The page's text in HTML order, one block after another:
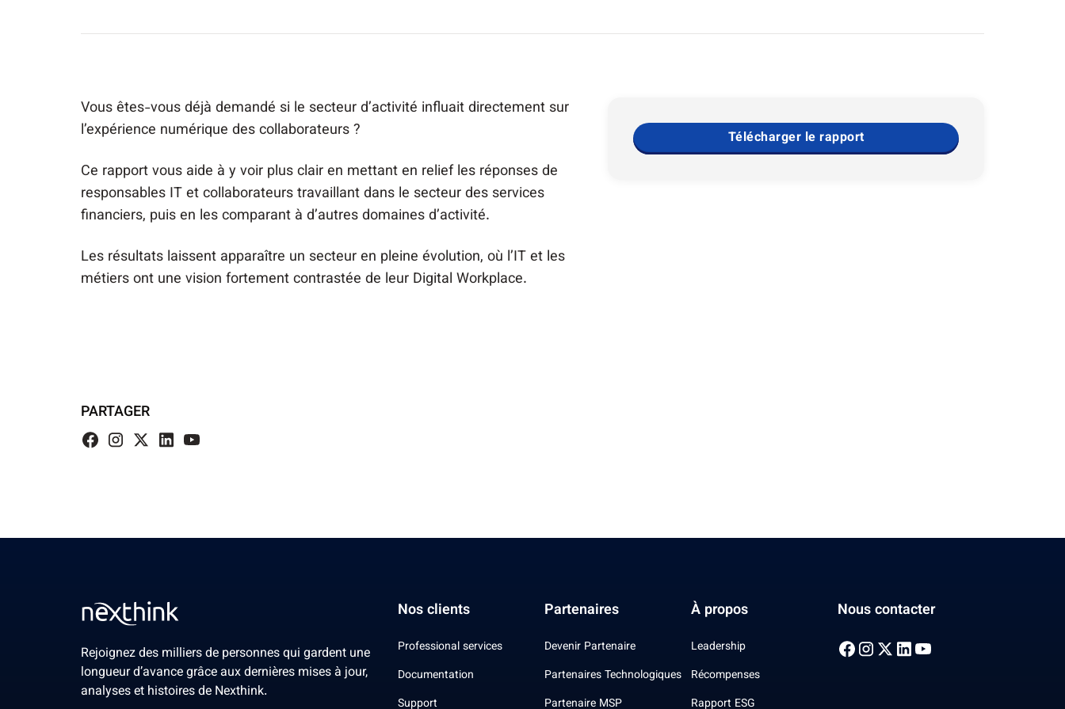
Vous êtes-vous déjà demandé si le secteur d’activité influait directement sur
l’expérience numérique des collaborateurs ?
Ce rapport vous aide à y voir plus clair en mettant en relief les réponses de
responsables IT et collaborateurs travaillant dans le secteur des services
financiers, puis en les comparant à d’autres domaines d’activité.
Les résultats laissent apparaître un secteur en pleine évolution, où l’IT et les
métiers ont une vision fortement contrastée de leur Digital Workplace.
PARTAGER
Télécharger le rapport
Rejoignez des milliers de personnes qui gardent une
longueur d’avance grâce aux dernières mises à jour,
analyses et histoires de Nexthink.
Nos clients
Professional services
Documentation
Support
Partenaires
Devenir Partenaire
Partenaires Technologiques
Partenaire MSP
À propos
Leadership
Récompenses
Rapport ESG
Nous contacter